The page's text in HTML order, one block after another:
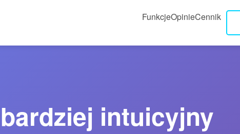
FunkcjeOpinieCennik
intuicyjny